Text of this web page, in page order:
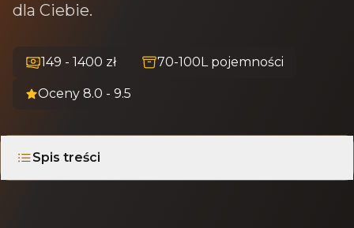
dla Ciebie.
149 - 1400 zł 70-100L pojemności
Oceny 8.0 - 9.5
Spis treści